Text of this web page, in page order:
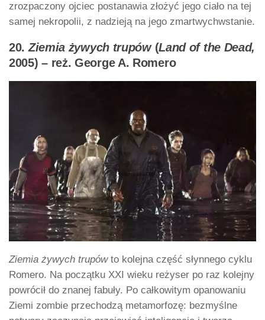
zrozpaczony ojciec postanawia złożyć jego ciało na tej
samej nekropolii, z nadzieją na jego zmartwychwstanie.
20.Ziemia żywych trupów(Land of the Dead,
2005) – reż. George A. Romero
Ziemia żywych trupówto kolejna część słynnego cyklu
Romero. Na początku XXI wieku reżyser po raz kolejny
powrócił do znanej fabuły. Po całkowitym opanowaniu
Ziemi zombie przechodzą metamorfozę: bezmyślne